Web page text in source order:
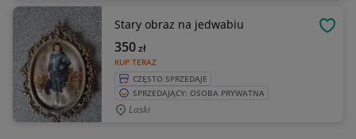
Stary obraz na jedwabiu
KUP TERAZ
350zł
CZĘSTO SPRZEDAJE
SPRZEDAJĄCY: OSOBA PRYWATNA
Laski